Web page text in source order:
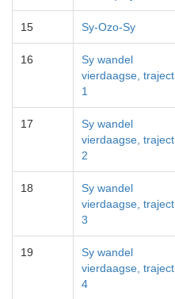
15 Sy-Ozo-Sy
16
Sy wandel
vierdaagse, traject
1
17
Sy wandel
vierdaagse, traject
2
18
Sy wandel
vierdaagse, traject
3
19
Sy wandel
vierdaagse, traject
4